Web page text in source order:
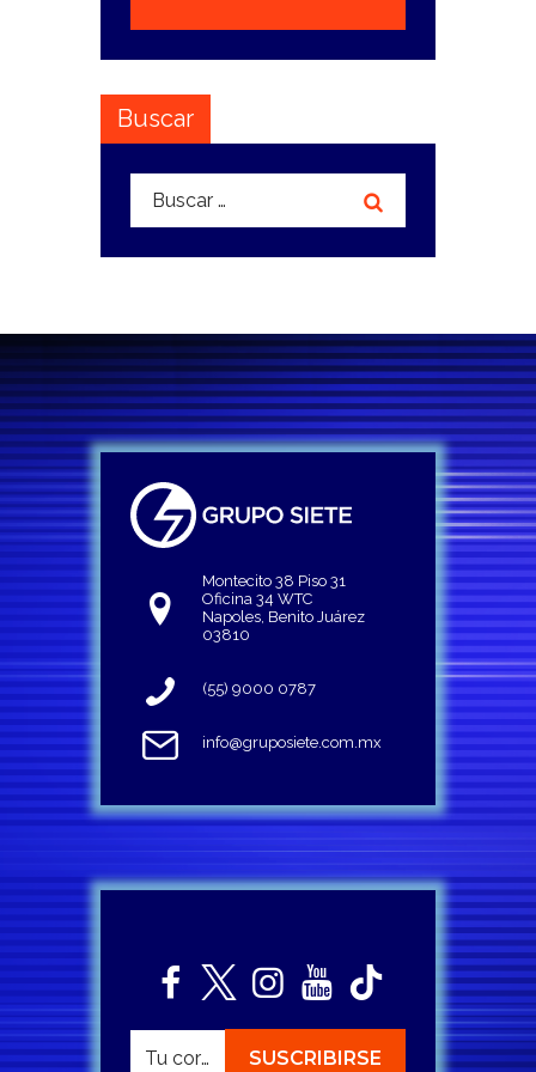
Buscar
Buscar:
Montecito 38 Piso 31
Oficina 34 WTC
Napoles, Benito Juárez
03810
(55) 9000 0787
info@gruposiete.com.mx